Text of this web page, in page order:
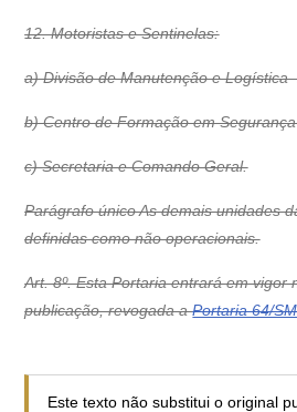
12. Motoristas e Sentinelas:
a) Divisão de Manutenção e Logística
b) Centro de Formação em Segurança
c) Secretaria e Comando Geral.
Parágrafo único As demais unidades
definidas como não operacionais.
Art. 8º. Esta Portaria entrará em vigor
publicação, revogada aPortaria 64/
Este texto não substitui o original